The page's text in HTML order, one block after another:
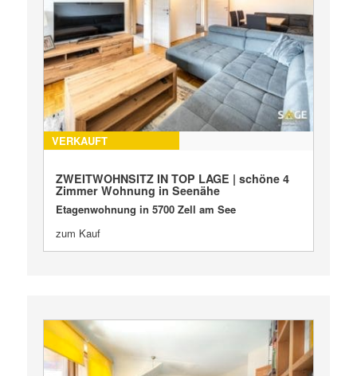
VERKAUFT
ZWEITWOHNSITZ IN TOP LAGE | schöne 4
Zimmer Wohnung in Seenähe
Etagenwohnung in 5700 Zell am See
zum Kauf